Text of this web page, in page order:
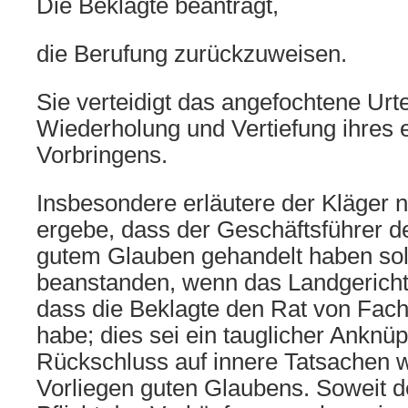
Die Beklagte beantragt,
die Berufung zurückzuweisen.
Sie verteidigt das angefochtene
Wiederholung und Vertiefung ihres
Vorbringens.
Insbesondere erläutere der Kläger
ergebe, dass der Geschäftsführer
gutem Glauben gehandelt haben
beanstanden, wenn das
dass die Beklagte den Rat von
habe; dies sei ein tauglicher
Rückschluss auf innere Tatsachen
Vorliegen guten Glaubens. Soweit